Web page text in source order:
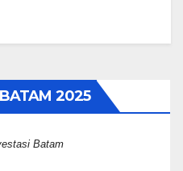
BATAM 2025
Batam